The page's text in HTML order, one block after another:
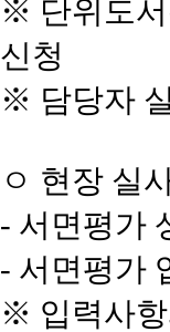
※ 단위도서
신청
※ 담당자
ㅇ 현장 실
- 서면평가
- 서면평가
※ 입력사항